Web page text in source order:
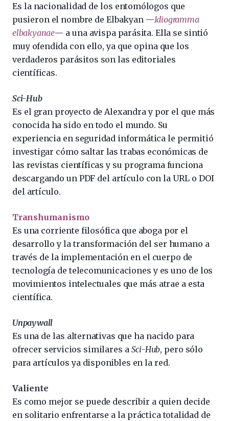
Es la nacionalidad de los entomólogos que
pusieron el nombre de Elbakyan —Idiogramma
elbakyanae— a una avispa parásita. Ella se sintió
muy ofendida con ello, ya que opina que los
verdaderos parásitos son las editoriales
científicas.
Sci-Hub
Es el gran proyecto de Alexandra y por el que más
conocida ha sido en todo el mundo. Su
experiencia en seguridad informática le permitió
investigar cómo saltar las trabas económicas de
las revistas científicas y su programa funciona
descargando un PDF del artículo con la URL o DOI
del artículo.
Transhumanismo
Es una corriente filosófica que aboga por el
desarrollo y la transformación del ser humano a
través de la implementación en el cuerpo de
tecnología de telecomunicaciones y es uno de los
movimientos intelectuales que más atrae a esta
científica.
Unpaywall
Es una de las alternativas que ha nacido para
ofrecer servicios similares a Sci-Hub, pero sólo
para artículos ya disponibles en la red.
Valiente
Es como mejor se puede describir a quien decide
en solitario enfrentarse a la práctica totalidad de